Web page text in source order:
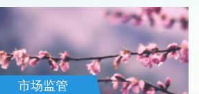
市场监管